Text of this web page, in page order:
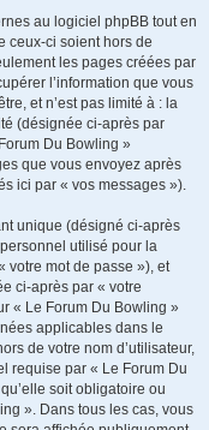
au logiciel phpBB tout en
ceux-ci soient hors de
les pages créées par
l’information que vous
et n’est pas limité à : la
(désignée ci-après par
Du Bowling »
que vous envoyez après
ici par « vos messages »).
unique (désigné ci-après
utilisé pour la
votre mot de passe »), et
ci-après par « votre
« Le Forum Du Bowling »
applicables dans le
de votre nom d’utilisateur,
requise par « Le Forum Du
soit obligatoire ou
». Dans tous les cas, vous